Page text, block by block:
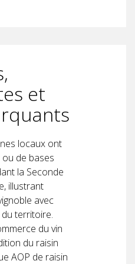
et
locaux ont
de bases
la Seconde
illustrant
avec
du territoire.
du vin
du raisin
AOP de raisin